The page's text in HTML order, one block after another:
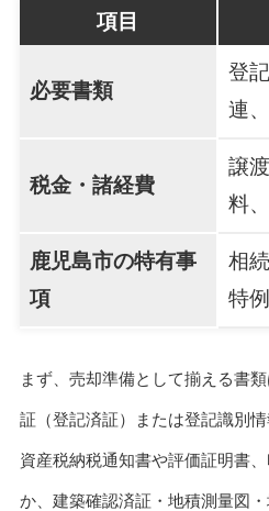
項目
必要書類
登
連
税金・諸経費
譲
料
鹿児島市の特有事
項
相
特
まず、売却準備として揃える書
証（登記済証）または登記識別
資産税納税通知書や評価証明書
か、建築確認済証・地積測量図